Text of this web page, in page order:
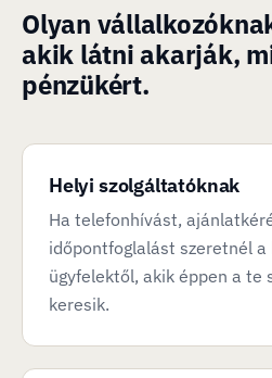
Olyan
akik látni akarják,
pénzükért.
Helyi szolgáltatóknak
Ha telefonhívást,
időpontfoglalást szeretnél a
ügyfelektől, akik éppen a te
keresik.